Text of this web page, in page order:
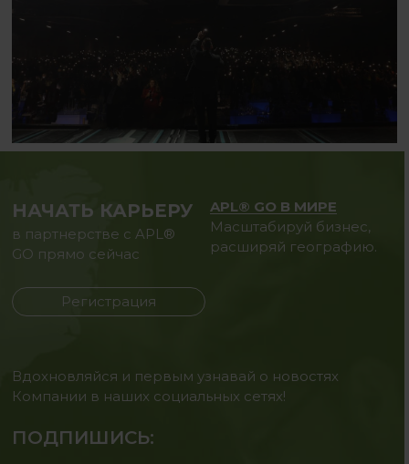
НАЧАТЬ КАРЬЕРУ
в партнерстве с APL®
GO прямо сейчас
Регистрация
APL® GO В МИРЕ
Масштабируй бизнес,
расширяй географию.
Вдохновляйся и первым узнавай о новостях
Компании в наших социальных сетях!
ПОДПИШИСЬ: